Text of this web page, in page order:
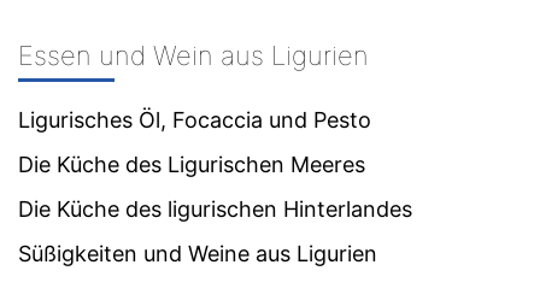
Essen und Wein aus Ligurien
Ligurisches Öl, Focaccia und Pesto
Die Küche des Ligurischen Meeres
Die Küche des ligurischen Hinterlandes
Süßigkeiten und Weine aus Ligurien